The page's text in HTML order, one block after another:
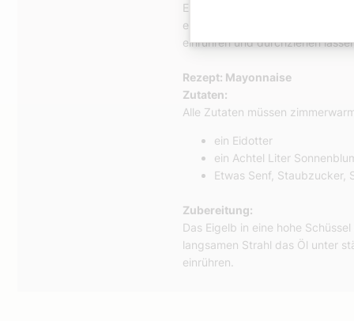
Erdäpfel, Apfel, Karotten und
einer Schüssel vermengen,
einrühren und durchziehen
Rezept: Mayonnaise
Zutaten:
Alle Zutaten müssen
ein Eidotter
ein Achtel Liter
Etwas Senf, Staubzucker,
Zubereitung:
Das Eigelb in eine hohe
langsamen Strahl das Öl unter
einrühren.